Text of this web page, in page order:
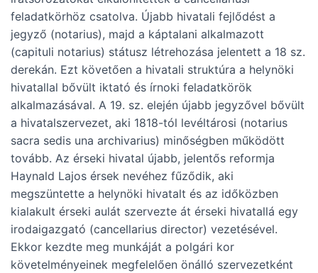
feladatkörhöz csatolva. Újabb hivatali fejlődést a
jegyző (notarius), majd a káptalani alkalmazott
(capituli notarius) státusz létrehozása jelentett a 18 sz.
derekán. Ezt követően a hivatali struktúra a helynöki
hivatallal bővült iktató és írnoki feladatkörök
alkalmazásával. A 19. sz. elején újabb jegyzővel bővült
a hivatalszervezet, aki 1818-tól levéltárosi (notarius
sacra sedis una archivarius) minőségben működött
tovább. Az érseki hivatal újabb, jelentős reformja
Haynald Lajos érsek nevéhez fűződik, aki
megszüntette a helynöki hivatalt és az időközben
kialakult érseki aulát szervezte át érseki hivatallá egy
irodaigazgató (cancellarius director) vezetésével.
Ekkor kezdte meg munkáját a polgári kor
követelményeinek megfelelően önálló szervezetként